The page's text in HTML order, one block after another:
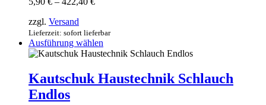
der
gewählt
422,40 €
zzgl. Versand
Lieferzeit: sofort lieferbar
Ausführung wählen
Produkt
mehrere
Varianten
Kautschuk Haustechnik Schlauch
Endlos